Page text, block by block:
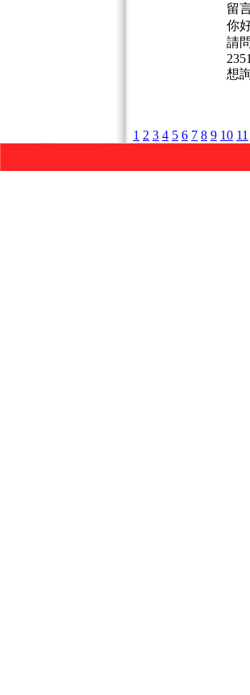
留
你
請
想
1 2 3 4 5 6 7 8 9 10 11